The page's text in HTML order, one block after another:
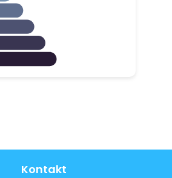
Kontakt